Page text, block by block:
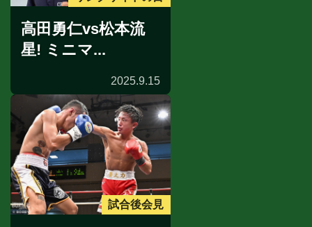
高田勇仁vs松本流
星! ミニマ...
2025.9.15
試合後会見